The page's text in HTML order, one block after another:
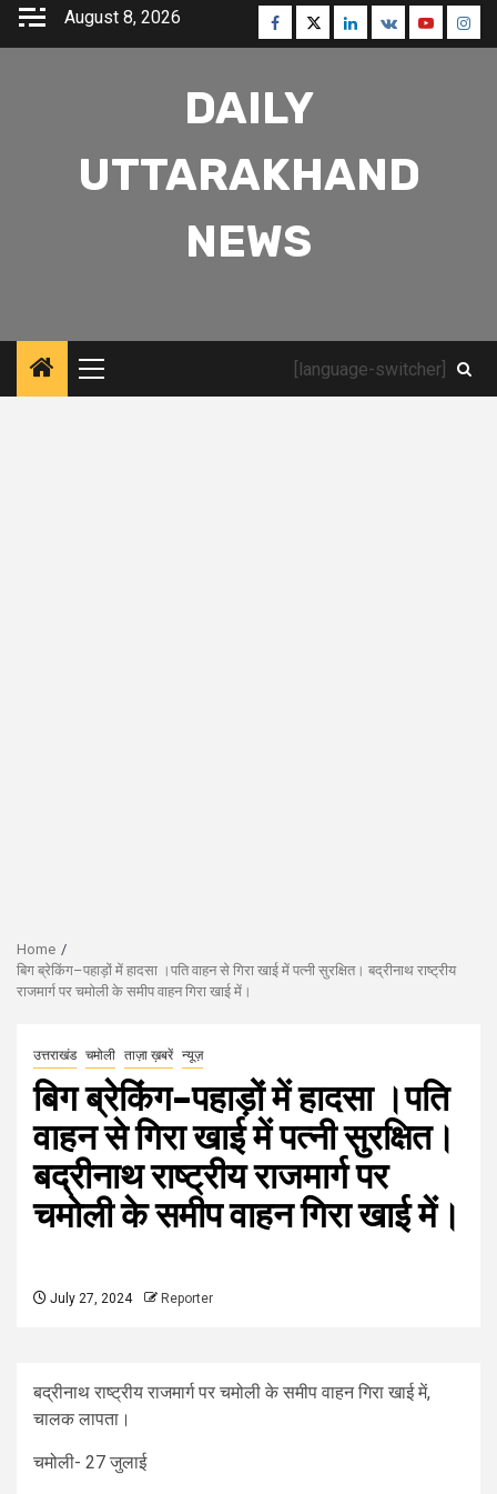
Skip
August 8, 2026 Facebook
TwitterLinkedin
VK Youtube
DAILY
UTTARAKHAND
NEWS
Primary
Menu
[language-switcher]
Home
बिग ब्रेकिंग–पहाड़ों में हादसा ।पति वाहन से गिरा खाई में पत्नी सुरक्षित। बद्रीनाथ राष्ट्रीय
राजमार्ग पर चमोली के समीप वाहन गिरा खाई में।
उत्तराखंड चमोली ताज़ा ख़बरें न्यूज़
बिग ब्रेकिंग–पहाड़ों में हादसा ।पति
वाहन से गिरा खाई में पत्नी सुरक्षित।
बद्रीनाथ राष्ट्रीय राजमार्ग पर
चमोली के समीप वाहन गिरा खाई में।
July 27, 2024 Reporter
बद्रीनाथ राष्ट्रीय राजमार्ग पर चमोली के समीप वाहन गिरा खाई में,
चालक लापता।
चमोली- 27 जुलाई